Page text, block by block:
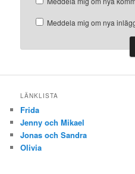
Meddela mig om nya
LÄNKLISTA
Frida
Jenny och Mikael
Jonas och Sandra
Olivia